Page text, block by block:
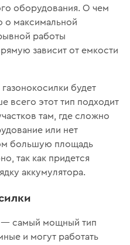
оборудования. О чем
о максимальной
работы
зависит от емкости
будет
всего этот тип подходит
там, где сложно
или нет
большую площадь
так как придется
аккумулятора.
— самый мощный тип
и могут работать